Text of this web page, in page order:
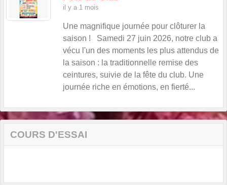
il y a 1 mois
Une magnifique journée pour clôturer la
saison ! Samedi 27 juin 2026, notre club a
vécu l'un des moments les plus attendus de
la saison : la traditionnelle remise des
ceintures, suivie de la fête du club. Une
journée riche en émotions, en fierté...
COURS D'ESSAI